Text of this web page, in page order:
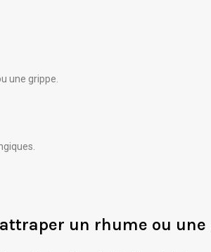
une grippe.
un rhume ou